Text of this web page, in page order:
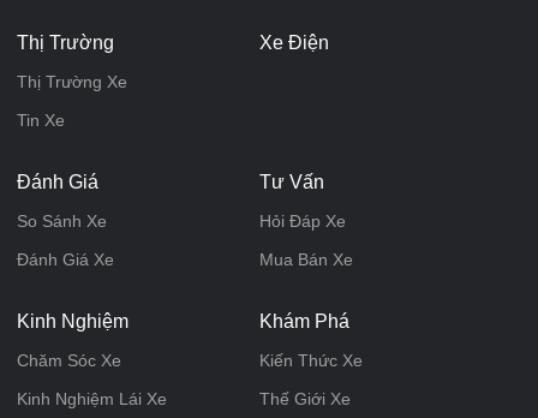
Thị Trường
Thị Trường Xe
Tin Xe
Xe Điện
Đánh Giá
So Sánh Xe
Đánh Giá Xe
Tư Vấn
Hỏi Đáp Xe
Mua Bán Xe
Kinh Nghiệm
Chăm Sóc Xe
Kinh Nghiệm Lái Xe
Khám Phá
Kiến Thức Xe
Thế Giới Xe